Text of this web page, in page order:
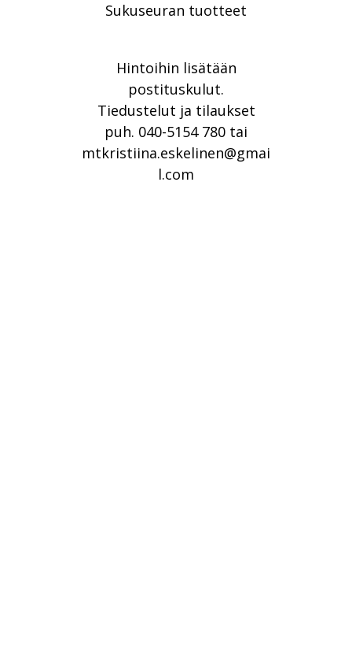
Sukuseuran tuotteet
Hintoihin lisätään
postituskulut.
Tiedustelut ja tilaukset
puh. 040-5154 780 tai
mtkristiina.eskelinen@gmai
l.com